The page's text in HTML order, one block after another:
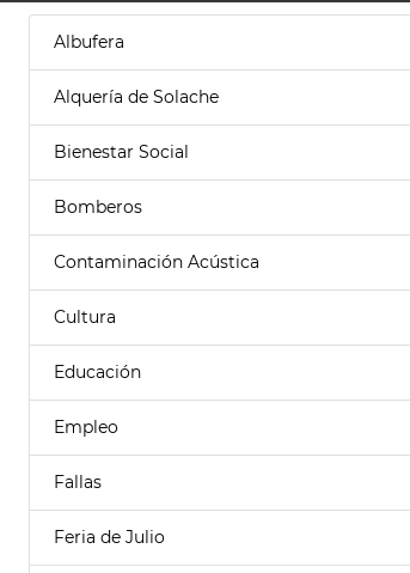
Albufera
Alquería de Solache
Bienestar Social
Bomberos
Contaminación Acústica
Cultura
Educación
Empleo
Fallas
Feria de Julio